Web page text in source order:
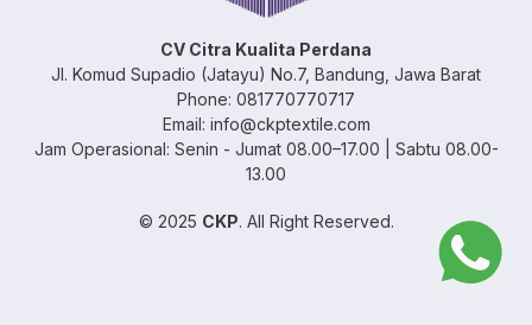
CV Citra Kualita Perdana
Jl. Komud Supadio (Jatayu) No.7, Bandung, Jawa Barat
Phone: 081770770717
Email: info@ckptextile.com
Jam Operasional: Senin - Jumat 08.00–17.00 | Sabtu 08.00-
13.00
© 2025 CKP. All Right Reserved.